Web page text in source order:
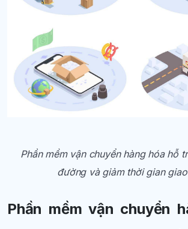
Phần mềm vận chuyển hàng hóa hỗ
đường và giảm thời gian
Phần mềm vận chuyển